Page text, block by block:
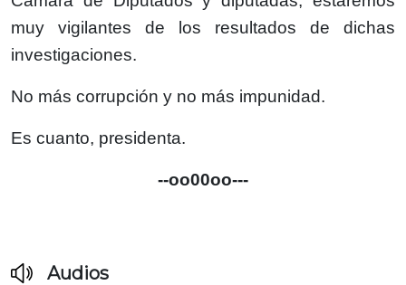
muy vigilantes de los resultados de dichas
investigaciones.
No más corrupción y no más impunidad.
Es cuanto, presidenta.
--oo00oo---
Audios